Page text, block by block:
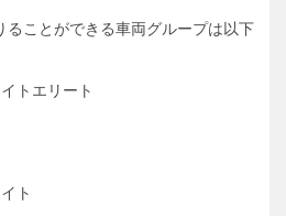
ることができる車両グループは以下
トエリート
ト